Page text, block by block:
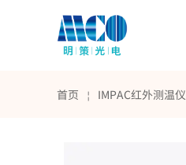
首页 ￤ IMPAC红外测温仪